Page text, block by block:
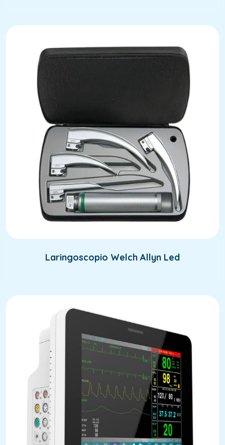
Laringoscopio Welch Allyn Led